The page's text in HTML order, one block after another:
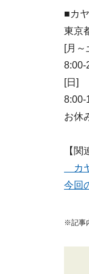
■カ
東京
[月～
8:00-
[日]
8:00-
お休
【関
カ
今回
※記事